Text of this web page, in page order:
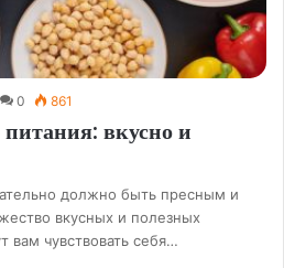
0 861
вкусно и
должно быть пресным и
вкусных и полезных
вам чувствовать себя…